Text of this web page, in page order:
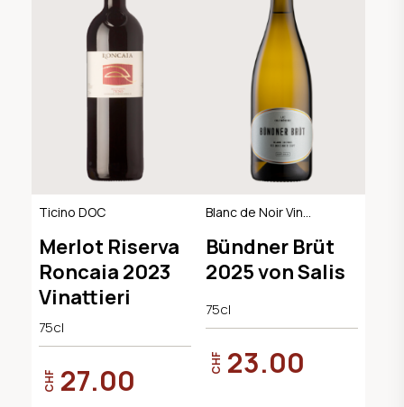
Ticino DOC
Merlot Riserva
Roncaia 2023
Vinattieri
75cl
CHF 27.00
Blanc de Noir Vin
Graubünden
Bündner Brüt
2025 von Salis
75cl
CHF 23.00